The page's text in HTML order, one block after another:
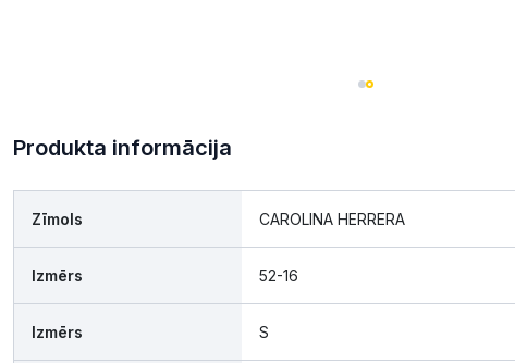
Produkta informācija
Zīmols CAROLINA HERRERA
Izmērs 52-16
Izmērs S